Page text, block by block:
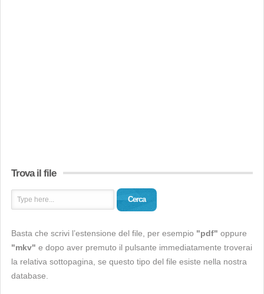
Trova il file
Cerca
Basta che scrivi l’estensione del file, per esempio "pdf" oppure
"mkv" e dopo aver premuto il pulsante immediatamente troverai
la relativa sottopagina, se questo tipo del file esiste nella nostra
database.